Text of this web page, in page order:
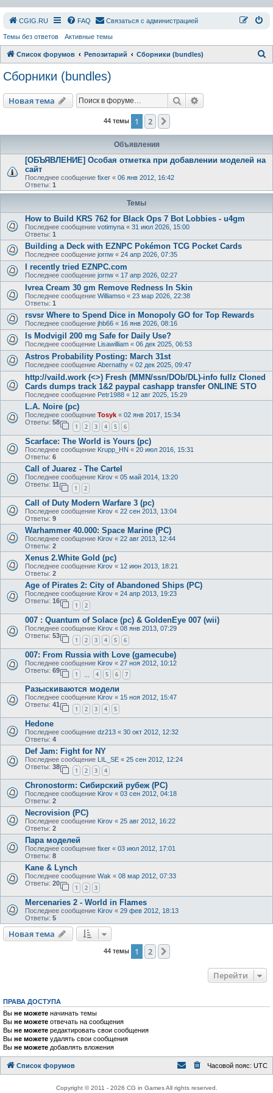
СGIG.RU FAQ Связаться с администрацией
Темы без ответов Активные темы
Список форумов Репозитарий Сборники (bundles)
Сборники (bundles)
Новая тема Поиск
44 темы 1 2
Объявления
[ОБЪЯВЛЕНИЕ] Особая отметка при добавлении моделей на
сайт
Последнее сообщение fixer « 06 янв 2012, 16:42
Ответы: 1
Темы
How to Build KRS 762 for Black Ops 7 Bot Lobbies - u4gm
Последнее сообщение votimyna « 31 июл 2026, 15:00
Ответы: 1
Building a Deck with EZNPC Pokémon TCG Pocket Cards
Последнее сообщение jornw « 24 апр 2026, 07:35
I recently tried EZNPC.com
Последнее сообщение jornw « 17 апр 2026, 02:27
Ivrea Cream 30 gm Remove Redness In Skin
Последнее сообщение Williamso « 23 мар 2026, 22:38
Ответы: 1
rsvsr Where to Spend Dice in Monopoly GO for Top Rewards
Последнее сообщение jhb66 « 16 янв 2026, 08:16
Is Modvigil 200 mg Safe for Daily Use?
Последнее сообщение Lisawilliam « 06 дек 2025, 06:53
Astros Probability Posting: March 31st
Последнее сообщение Abernathy « 02 дек 2025, 09:47
http://vaild.work (<>) Fresh (MMN/ssn/DOb/DL)-info fullz Cloned
Cards dumps track 1&2 paypal cashapp transfer ONLINE STO
Последнее сообщение Petr1988 « 12 авг 2025, 15:29
L.A. Noire (pc)
Последнее сообщение Tosyk « 02 янв 2017, 15:34
Ответы: 58
1 2 3 4 5 6
Scarface: The World is Yours (pc)
Последнее сообщение Krupp_HN « 20 июл 2016, 15:31
Ответы: 6
Call of Juarez - The Cartel
Последнее сообщение Kirov « 05 май 2014, 13:20
Ответы: 11
1 2
Call of Duty Modern Warfare 3 (pc)
Последнее сообщение Kirov « 22 сен 2013, 13:04
Ответы: 9
Warhammer 40.000: Space Marine (PC)
Последнее сообщение Kirov « 22 авг 2013, 12:44
Ответы: 2
Xenus 2.White Gold (pc)
Последнее сообщение Kirov « 12 июн 2013, 18:21
Ответы: 2
Age of Pirates 2: City of Abandoned Ships (PC)
Последнее сообщение Kirov « 24 апр 2013, 19:23
Ответы: 16
1 2
007 : Quantum of Solace (pc) & GoldenEye 007 (wii)
Последнее сообщение Kirov « 08 янв 2013, 07:29
Ответы: 53
1 2 3 4 5 6
007: From Russia with Love (gamecube)
Последнее сообщение Kirov « 27 ноя 2012, 10:12
Ответы: 69
1 4 5 6 7
Разыскиваются модели
Последнее сообщение Kirov « 15 ноя 2012, 15:47
Ответы: 41
1 2 3 4 5
Hedone
Последнее сообщение dz213 « 30 окт 2012, 12:32
Ответы: 4
Def Jam: Fight for NY
Последнее сообщение LIL_SE « 25 сен 2012, 12:24
Ответы: 38
1 2 3 4
Chronostorm: Сибирский рубеж (PC)
Последнее сообщение Kirov « 03 сен 2012, 04:18
Ответы: 2
Necrovision (PC)
Последнее сообщение Kirov « 25 авг 2012, 16:22
Ответы: 2
Пара моделей
Последнее сообщение fixer « 03 июл 2012, 17:01
Ответы: 8
Kane & Lynch
Последнее сообщение Wak « 08 мар 2012, 07:33
Ответы: 20
1 2 3
Mercenaries 2 - World in Flames
Последнее сообщение Kirov « 29 фев 2012, 18:13
Ответы: 5
Новая тема
44 темы 1 2
Перейти
ПРАВА ДОСТУПА
Вы не можете начинать темы
Вы не можете отвечать на сообщения
Вы не можете редактировать свои сообщения
Вы не можете удалять свои сообщения
Вы не можете добавлять вложения
Список форумов Часовой пояс: UTC
Copyright © 2011 - 2026 CG in Games All rights reserved.